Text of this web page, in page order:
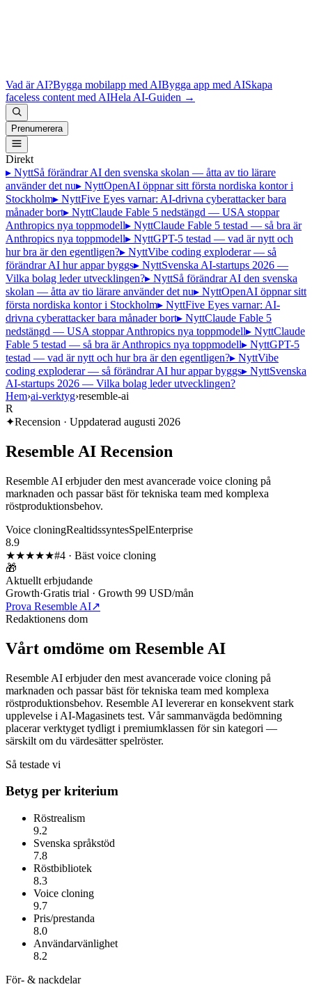
Vad är AI?Bygga mobilapp med AIBygga app med AISkapa
faceless content med AIHela AI-Guiden →
Prenumerera
Direkt
▸ NyttSå förändrar AI den svenska skolan — åtta av tio lärare
använder det nu▸ NyttOpenAI öppnar sitt första nordiska kontor i
Stockholm▸ NyttFive Eyes varnar: AI-drivna cyberattacker bara
månader bort▸ NyttClaude Fable 5 nedstängd — USA stoppar
Anthropics nya toppmodell▸ NyttClaude Fable 5 testad — så bra är
Anthropics nya toppmodell▸ NyttGPT-5 testad — vad är nytt och
hur bra är den egentligen?▸ NyttVibe coding exploderar — så
förändrar AI hur appar byggs▸ NyttSvenska AI-startups 2026 —
Vilka bolag leder utvecklingen?▸ NyttSå förändrar AI den svenska
skolan — åtta av tio lärare använder det nu▸ NyttOpenAI öppnar sitt
första nordiska kontor i Stockholm▸ NyttFive Eyes varnar: AI-
drivna cyberattacker bara månader bort▸ NyttClaude Fable 5
nedstängd — USA stoppar Anthropics nya toppmodell▸ NyttClaude
Fable 5 testad — så bra är Anthropics nya toppmodell▸ NyttGPT-5
testad — vad är nytt och hur bra är den egentligen?▸ NyttVibe
coding exploderar — så förändrar AI hur appar byggs▸ NyttSvenska
AI-startups 2026 — Vilka bolag leder utvecklingen?
Hem›ai-verktyg›resemble-ai
R
✦Recension · Uppdaterad augusti 2026
Resemble AI Recension
Resemble AI erbjuder den mest avancerade voice cloning på
marknaden och passar bäst för tekniska team med komplexa
röstproduktionsbehov.
Voice cloningRealtidssyntesSpelEnterprise
8.9
★★★★★#4 · Bäst voice cloning
🎁
Aktuellt erbjudande
Growth·Gratis trial · Growth 99 USD/mån
Prova Resemble AI↗
Redaktionens dom
Vårt omdöme om Resemble AI
Resemble AI erbjuder den mest avancerade voice cloning på
marknaden och passar bäst för tekniska team med komplexa
röstproduktionsbehov. Resemble AI levererar en konsekvent stark
upplevelse i AI-Magasinets test. Vår sammanvägda bedömning
placerar verktyget tydligt i premiumklassen för sin kategori —
särskilt om du värdesätterspelröster.
Så testade vi
Betyg per kriterium
Röstrealism
9.2
Svenska språkstöd
7.8
Röstbibliotek
8.3
Voice cloning
9.7
Pris/prestanda
8.0
Användarvänlighet
8.2
För- & nackdelar